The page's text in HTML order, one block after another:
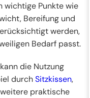
wichtige Punkte wie
Bereifung und
werden,
Bedarf passt.
kann die Nutzung
durchSitzkissen,
praktische